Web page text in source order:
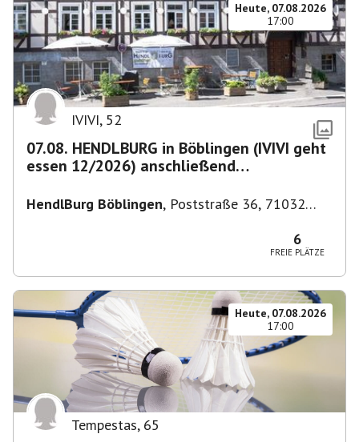
Heute, 07.08.2026
17:00
IVIVI, 52
07.08. HENDLBURG in Böblingen (IVIVI geht
essen 12/2026) anschließend
HendlBurg Böblingen, Poststraße 36, 71032
6
FREIE PLÄTZE
Heute, 07.08.2026
17:00
Tempestas, 65